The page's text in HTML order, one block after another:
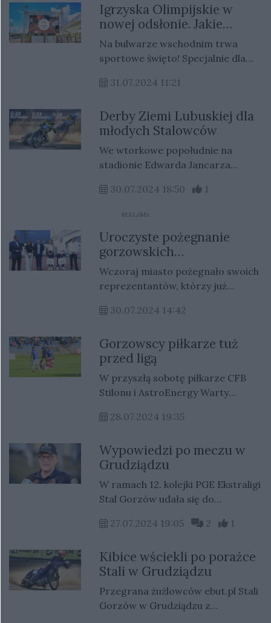
Igrzyska Olimpijskie w
nowej odsłonie. Jakie
rozgrywki czekają dzisiaj
na mieszkańców w
Gorzowskiej Strefie Kibica?
Na bulwarze wschodnim trwa
sportowe święto! Specjalnie dla
strefę, gdzie na dużym ekranie
polskich olimpijczyków. Oprócz
transmisji, czekają na nas także
liczne atrakcje i smaczne jedzenie.
31.07.2024 11:21
Derby Ziemi Lubuskiej dla
młodych Stalowców
We wtorkowe popołudnie na
stadionie Edwarda Jancarza
Ekstraliga U24. Do Gorzowa
30.07.2024 18:50 1
REKLAMA
Uroczyste pożegnanie
gorzowskich
olimpijczyków
Wczoraj miasto pożegnało swoich
reprezentantów, którzy już
Olimpijskie. W uroczystości
gorzowskim bulwarze, wzięli
udział dwaj z czterech
gorzowskich sportowców, którzy
będą reprezentować nasze miasto
na największej sportowej imprezie
świata. Prezydent Jacek Wójcicki,
samorządu, złożył sportowcom
życzenia i zapewnił o wsparciu
całego miasta.
30.07.2024 14:42
Gorzowscy piłkarze tuż
przed ligą
W przyszłą sobotę piłkarze CFB
Stilonu i AstroEnergy Warty
ten oznacza, że oba kluby są na
28.07.2024 19:35
Wypowiedzi po meczu w
Grudziądzu
W ramach 12. kolejki PGE Ekstraligi
Stal Gorzów udała się do
minimalnie lepsi okazali się
się wynikiem 46:44. Tym razem
zawiedli liderzy. Po raz kolejny
świetne zawody odjechał Oskar
Paluch i Anders Thomsen.
27.07.2024 19:05 2 1
Kibice wściekli po porażce
Stali w Grudziądzu
Przegrana żużlowców ebut.pl Stali
Gorzów w Grudziądzu z